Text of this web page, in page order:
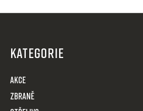
KATEGORIE
AKCE
Zbraně